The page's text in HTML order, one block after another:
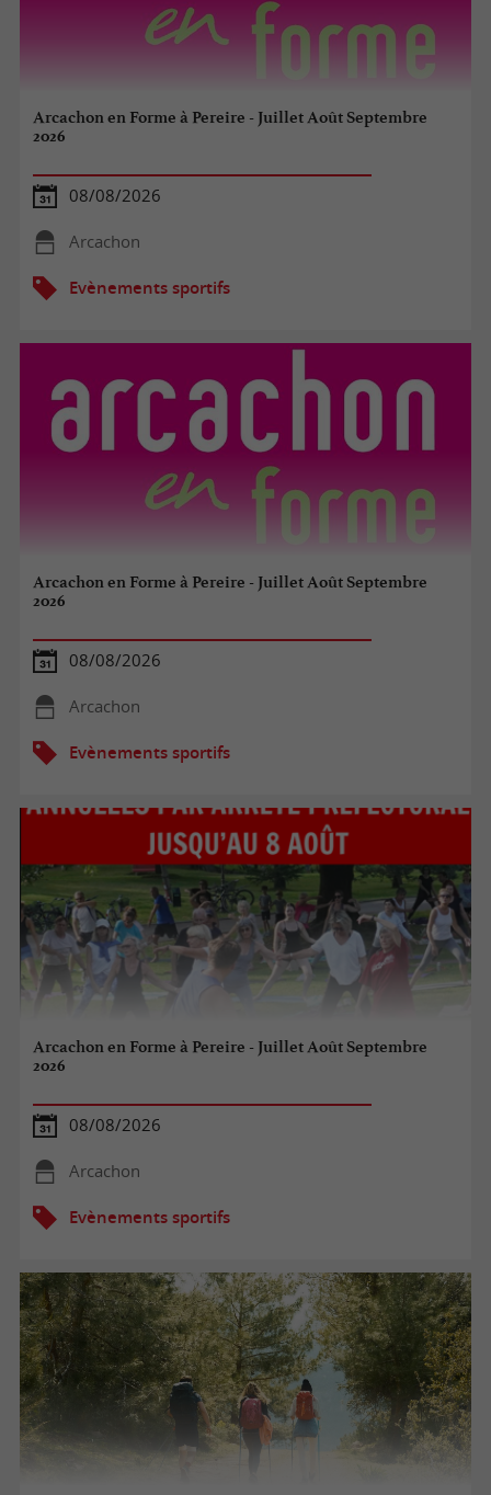
Arcachon en Forme à Pereire - Juillet Août Septembre
2026
08/08/2026
Arcachon
Evènements sportifs
Arcachon en Forme à Pereire - Juillet Août Septembre
2026
08/08/2026
Arcachon
Evènements sportifs
Arcachon en Forme à Pereire - Juillet Août Septembre
2026
08/08/2026
Arcachon
Evènements sportifs